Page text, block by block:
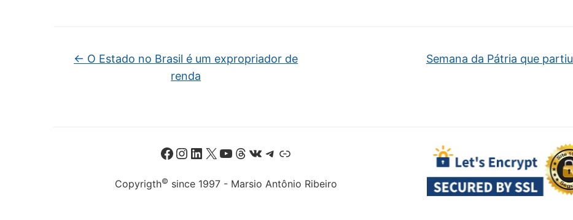
← O Estado no Brasil é um expropriador de
renda
Semana da Pátria que partiu
Facebook Instagram LinkedIn X Youtube Threads
Copyrigth© since 1997 - Marsio Antônio Ribeiro